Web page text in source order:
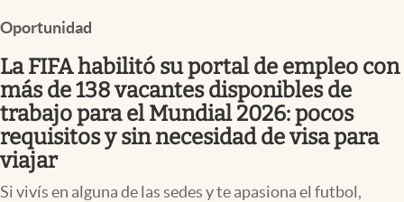
Pc y celular
Vida y estilo
Tv
Clima
Oportunidad
La FIFA habilitó su portal de empleo con
más de 138 vacantes disponibles de
trabajo para el Mundial 2026: pocos
requisitos y sin necesidad de visa para
viajar
Si vivís en alguna de las sedes y te apasiona el futbol,